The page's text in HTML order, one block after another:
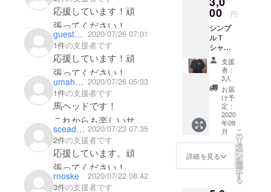
応援しています！頑
張ってください！
gueste2d63b5782d4 2020/07/26 07:01
1件の支援者です
応援しています！頑
張ってください！
umahead1169 2020/07/26 05:33
1件の支援者です
馬ヘッドです！
これからも楽しいサバ
ゲーフィールドを創っ
ていただけるよう心か
ら応援しています。
１０月から始まる閉所
sceaduwhiro1974 2020/07/23 07:35
2件の支援者です
応援しています。頑
張ってください！
rnoske
2020/07/22 08:42
3件の支援者です
い！」
の声に
応えま
して、
フィー
ルド運
営６年
目にし
て今回
初めて
作成い
たしま
す。
【文字
黒、背
景銀】
00 円
シンプ
ルＴ
シャツ
（キャ
ラ無
し） サ
ラサラ
生地な
のでサ
バゲや
運動に
最適で
す。 カ
ラーは
全部で
３色。
支援
者：
3人
お届
け予
定：
2020
年09
月
詳細を見る
こ
の
リ
タ
ー
ン
を
選
択
す
る